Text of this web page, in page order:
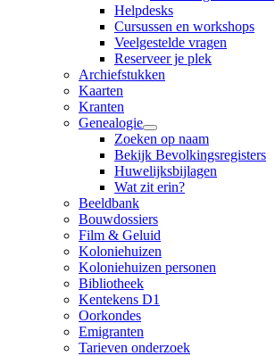
Helpdesks
Cursussen en workshops
Veelgestelde vragen
Reserveer je plek
Archiefstukken
Kaarten
Kranten
Genealogie
Zoeken op naam
Bekijk Bevolkingsregisters
Huwelijksbijlagen
Wat zit erin?
Beeldbank
Bouwdossiers
Film & Geluid
Koloniehuizen
Koloniehuizen personen
Bibliotheek
Kentekens D1
Oorkondes
Emigranten
Tarieven onderzoek